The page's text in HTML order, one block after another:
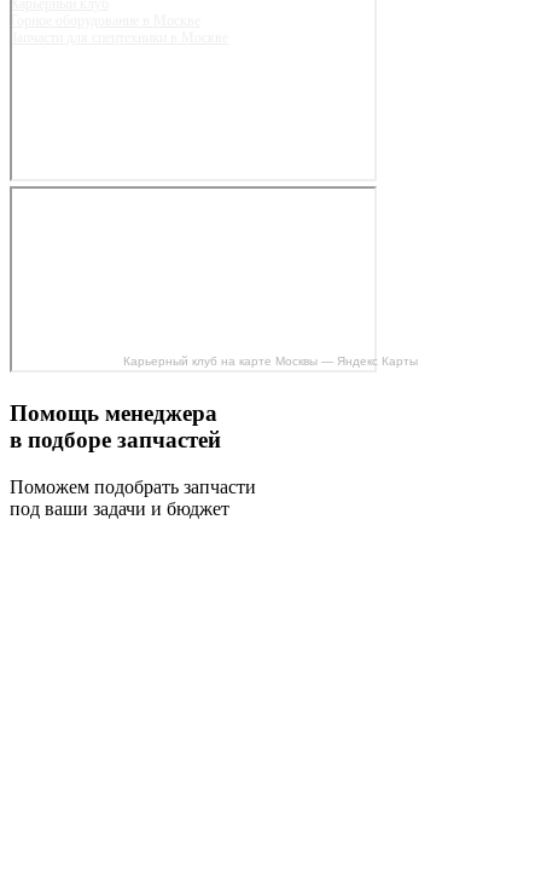
Карьерный клуб на карте Москвы — Яндекс Карты
Помощь менеджера
в подборе запчастей
Поможем подобрать запчасти
под ваши задачи и бюджет